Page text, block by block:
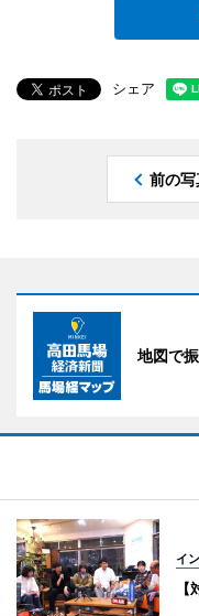
シェア
前の写
地図で
イ